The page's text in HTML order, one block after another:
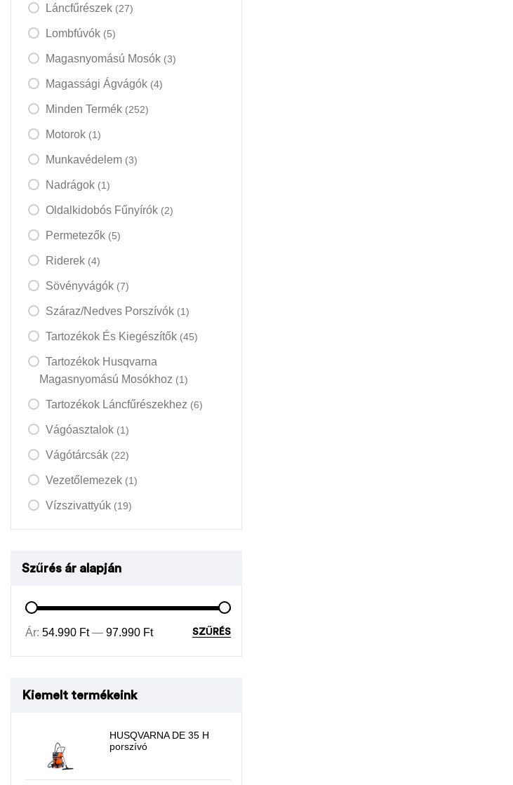
Láncfűrészek (27)
Lombfúvók (5)
Magasnyomású Mosók (3)
Magassági Ágvágók (4)
Minden Termék (252)
Motorok (1)
Munkavédelem (3)
Nadrágok (1)
Oldalkidobós Fűnyírók (2)
Permetezők (5)
Riderek (4)
Sövényvágók (7)
Száraz/nedves Porszívók (1)
Tartozékok És Kiegészítők (45)
Tartozékok Husqvarna
Magasnyomású Mosókhoz (1)
Tartozékok Láncfűrészekhez (6)
Vágóasztalok (1)
Vágótárcsák (22)
Vezetőlemezek (1)
Vízszivattyúk (19)
Szűrés ár alapján
SZŰRÉS
Ár: 54.990 Ft— 97.990 Ft
Kiemelt termékeink
HUSQVARNA DE 35 H
porszívó